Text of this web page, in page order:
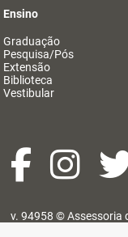
Ensino
Graduação
Pesquisa/Pós
Extensão
Biblioteca
Vestibular
v. 94958 ©Assessoria